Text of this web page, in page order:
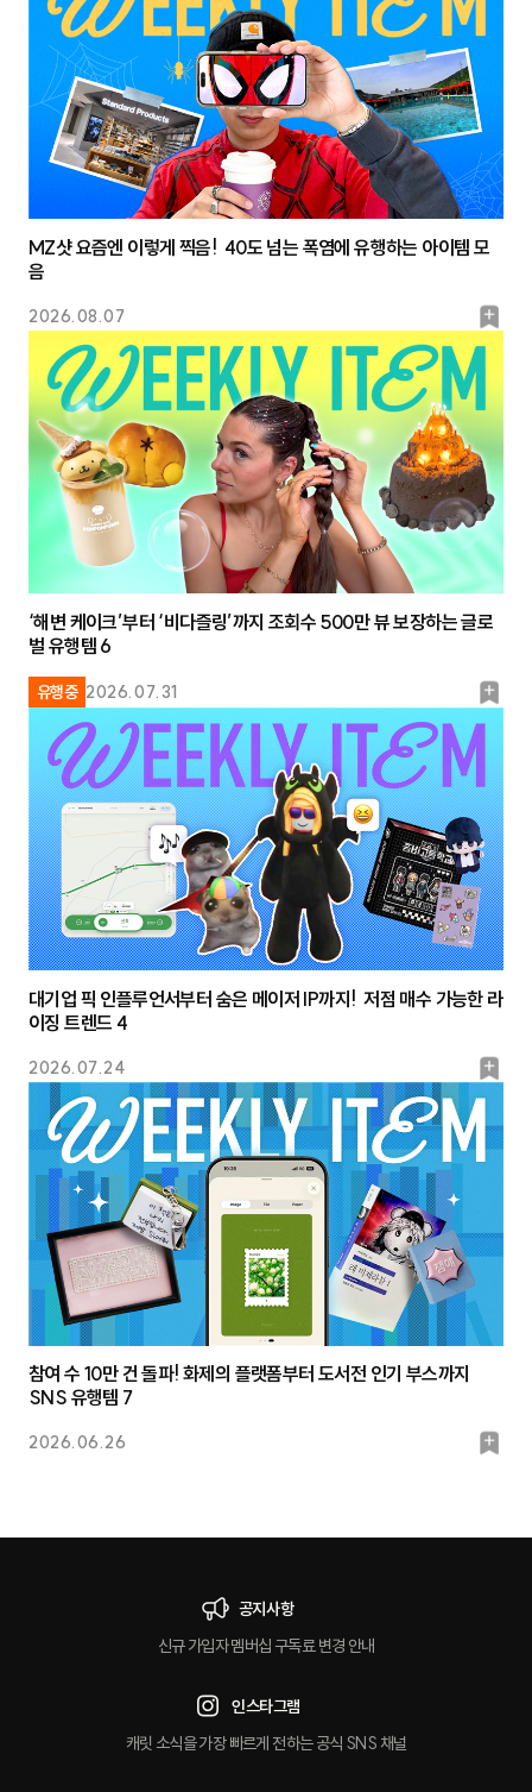
2026.08.07
북
마
크
MZ샷 요즘엔 이렇게 찍음! 40도 넘는 폭염에 유행하는 아이템 모
음
유행중 2026.07.31
북
마
크
‘해변 케이크’부터 ‘비다즐링’까지 조회수 500만 뷰 보장하는 글로
벌 유행템 6
2026.07.24
북
마
크
대기업 픽 인플루언서부터 숨은 메이저 IP까지! 저점 매수 가능한 라
이징 트렌드 4
2026.06.26
북
참여 수 10만 건 돌파! 화제의 플랫폼부터 도서전 인기 부스까지
SNS 유행템 7
공지사항
신규 가입자 멤버십 구독료 변경 안내
인스타그램
캐릿 소식을 가장 빠르게 전하는 공식 SNS 채널